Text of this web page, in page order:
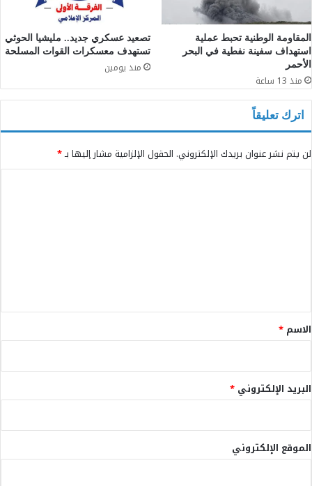
المقاومة الوطنية تحبط عملية
استهداف سفينة نفطية في البحر
الأحمر
منذ 13 ساعة
تصعيد عسكري جديد.. مليشيا الحوثي
تستهدف معسكرات القوات المسلحة
منذ يومين
اترك تعليقاً
لن يتم نشر عنوان بريدك الإلكتروني. الحقول الإلزامية مشار إليها بـ*
*
الاسم *
البريد الإلكتروني *
الموقع الإلكتروني